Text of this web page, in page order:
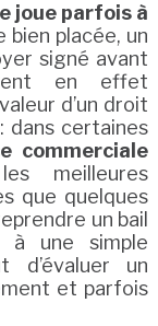
joue parfois à
bien placée, un
signé avant
en effet
d’un droit
dans certaines
commerciale
meilleures
que quelques
un bail
à une simple
d’évaluer un
et parfois